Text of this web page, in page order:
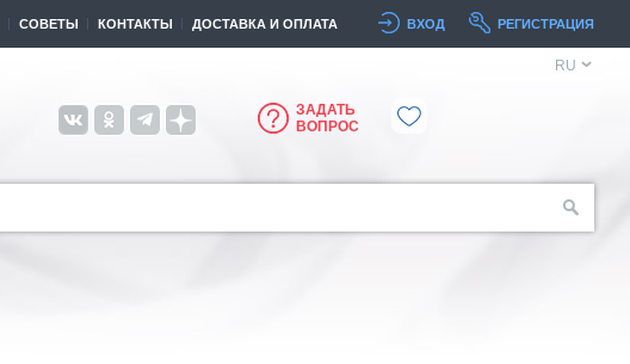
СОВЕТЫ КОНТАКТЫ ДОСТАВКА И ОПЛАТА ВХОД РЕГИСТРАЦИЯ
ЗАДАТЬ
ВОПРОС
RU